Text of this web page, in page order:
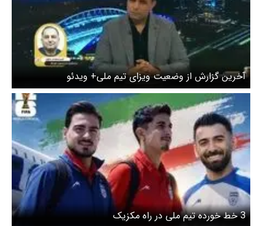
آخرین گزارش از وضعیت ویزای تیم ملی+ ویدئو
3 خط خورده تیم ملی در راه مکزیک